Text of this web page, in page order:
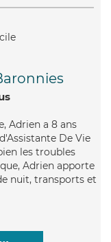
Adrien a 8 ans
De Vie
les troubles
Adrien apporte
nuit, transports et